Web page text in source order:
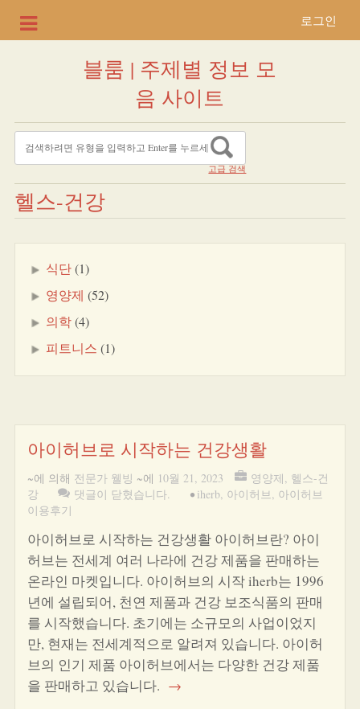
로그인
블룸 | 주제별 정보 모
음 사이트
고급 검색
헬스-건강
식단(1)
영양제 (52)
의학(4)
피트니스 (1)
아이허브로 시작하는 건강생활
~에 의해 전문가 웰빙 ~에 10월 21, 2023 영양제, 헬스-건
강
댓글이 닫혔습니다. • iherb, 아이허브, 아이허브
이용후기
아이허브로 시작하는 건강생활 아이허브란? 아이
허브는 전세계 여러 나라에 건강 제품을 판매하는
온라인 마켓입니다. 아이허브의 시작 iherb는 1996
년에 설립되어, 천연 제품과 건강 보조식품의 판매
를 시작했습니다. 초기에는 소규모의 사업이었지
만, 현재는 전세계적으로 알려져 있습니다. 아이허
브의 인기 제품 아이허브에서는 다양한 건강 제품
을 판매하고 있습니다. →